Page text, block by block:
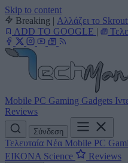
Skip to content
Breaking | Αλλάζει το
ADD TO GOOGLE |
Mobile PC Gaming Gadgets
Reviews
Σύνδεση
Τελευταία Νέα Mobile PC
ΕΙΚΟΝΑ Science Reviews